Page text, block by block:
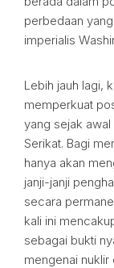
perbedaan
imperialis
Lebih jauh lagi,
memperkuat
yang sejak
Serikat. Bagi
hanya akan
janji-janji
secara
kali ini
sebagai bukti
mengenai nuklir